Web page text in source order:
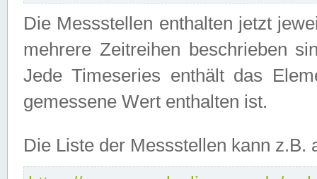
Die Messstellen enthalten jetzt
mehrere Zeitreihen beschrieben
Jede Timeseries enthält das
gemessene Wert enthalten ist.
Die Liste der Messstellen kann